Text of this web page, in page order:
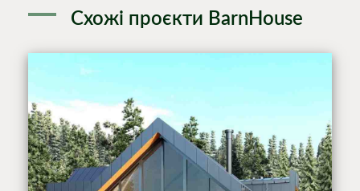
Схожі проєкти BarnHouse